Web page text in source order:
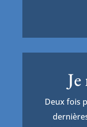
Deux fois